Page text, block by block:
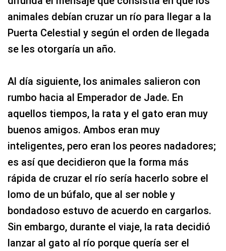
animales debían cruzar un río para llegar a la
Puerta Celestial y según el orden de llegada
se les otorgaría un año.
Al día siguiente, los animales salieron con
rumbo hacia al Emperador de Jade. En
aquellos tiempos, la rata y el gato eran muy
buenos amigos. Ambos eran muy
inteligentes, pero eran los peores nadadores;
es así que decidieron que la forma más
rápida de cruzar el río sería hacerlo sobre el
lomo de un búfalo, que al ser noble y
bondadoso estuvo de acuerdo en cargarlos.
Sin embargo, durante el viaje, la rata decidió
lanzar al gato al río porque quería ser el